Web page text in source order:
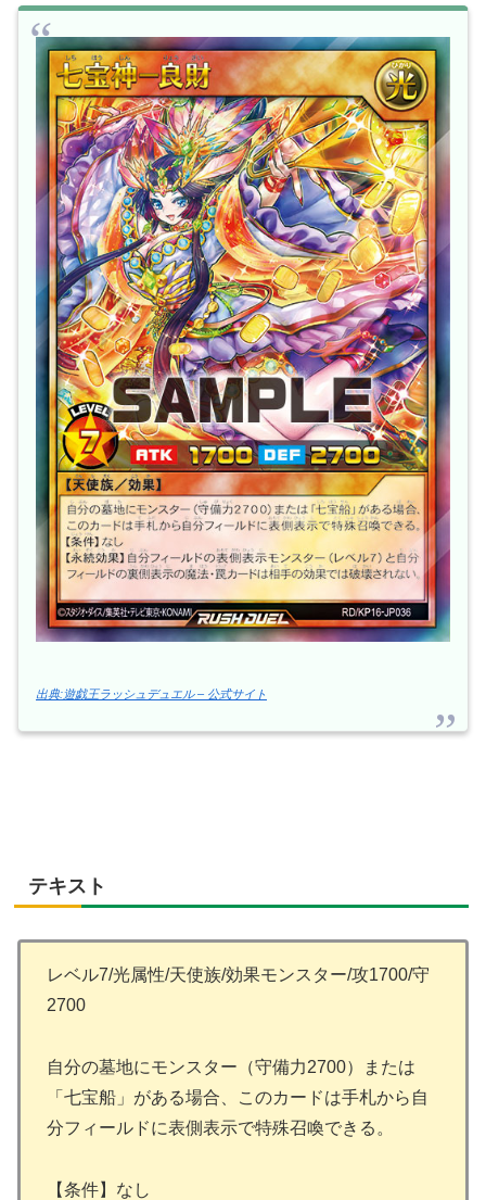
出典:遊戯王ラッシュデュエル – 公式サイト
テキスト
レベル7/光属性/天使族/効果モンスター/攻1700/守
2700
自分の墓地にモンスター（守備力2700）または
「七宝船」がある場合、このカードは手札から自
分フィールドに表側表示で特殊召喚できる。
【条件】なし